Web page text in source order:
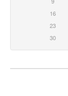
16
23
30